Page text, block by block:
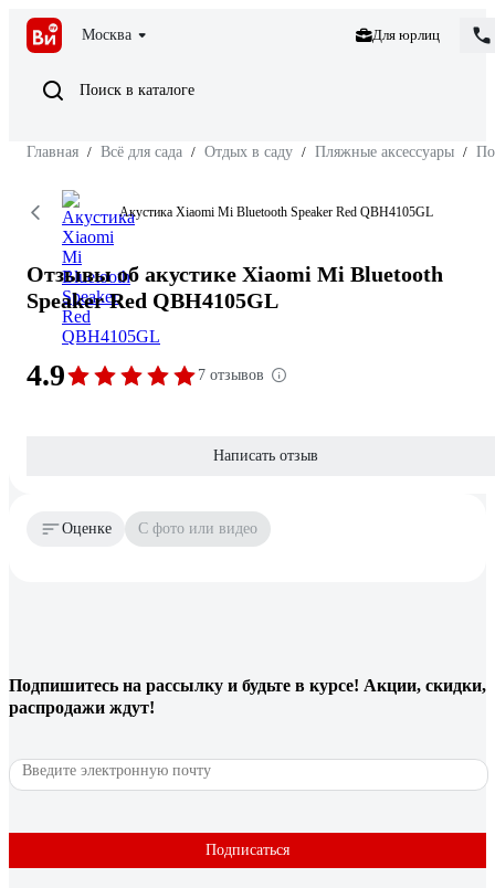
Москва Для юрлиц
Поиск в каталоге
Главная / Всё для сада / Отдых в саду / Пляжные аксессуары /
Акустика Xiaomi Mi Bluetooth Speaker Red QBH4105GL
Отзывы об акустике Xiaomi Mi Bluetooth
Speaker Red QBH4105GL
4.9 7 отзывов
Написать отзыв
Оценке С фото или видео
Подпишитесь на рассылку и будьте в курсе! Акции, скидки,
распродажи ждут!
Подписаться